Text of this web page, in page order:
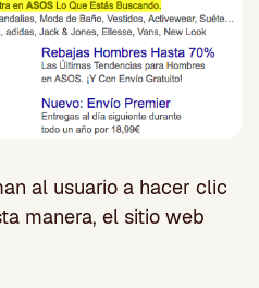
al usuario a hacer clic
manera, el sitio web